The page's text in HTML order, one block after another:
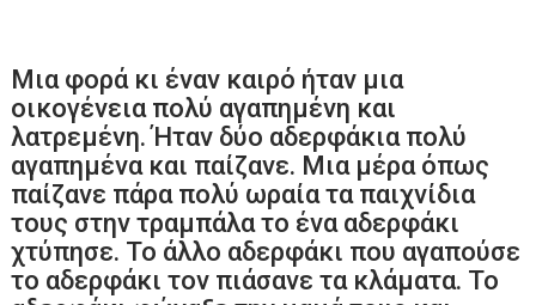
Μια φορά κι έναν καιρό ήταν μια
οικογένεια πολύ αγαπημένη και
λατρεμένη. Ήταν δύο αδερφάκια πολύ
αγαπημένα και παίζανε. Μια μέρα όπως
παίζανε πάρα πολύ ωραία τα παιχνίδια
τους στην τραμπάλα το ένα αδερφάκι
χτύπησε. Το άλλο αδερφάκι που αγαπούσε
το αδερφάκι τον πιάσανε τα κλάματα. Το